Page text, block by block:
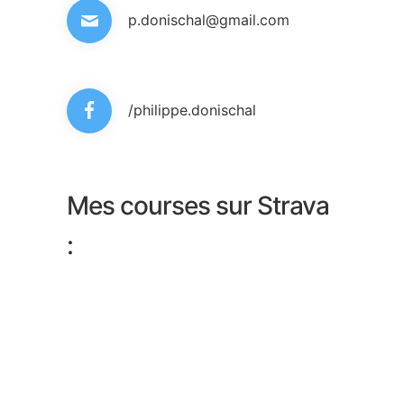
p.donischal@gmail.com
/philippe.donischal
Mes courses sur Strava
: